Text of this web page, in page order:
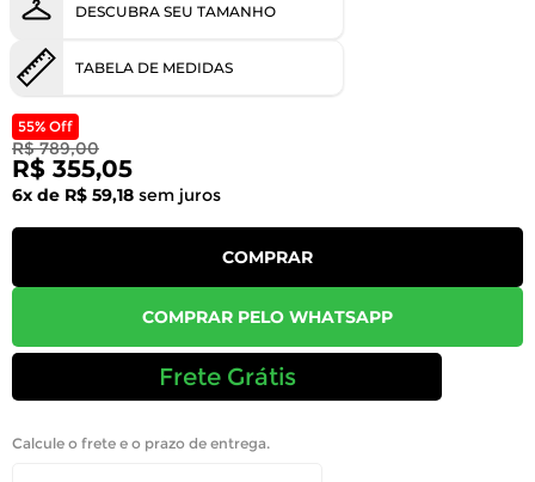
DESCUBRA SEU TAMANHO
TABELA DE MEDIDAS
55% Off
R$ 789,00
R$ 355,05
6x de R$ 59,18 sem juros
COMPRAR
COMPRAR PELO WHATSAPP
Frete Grátis
Calcule o frete e o prazo de entrega.